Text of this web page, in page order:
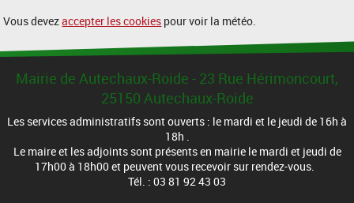
Vous devezaccepter les cookies pour voir la météo.
Mairie de Autechaux-Roide - 23 Rue Hérimoncourt,
25150 Autechaux-Roide
Les services administratifs sont ouverts : le mardi et le jeudi de 16h à
18h .
Le maire et les adjoints sont présents en mairie le mardi et jeudi de
17h00 à 18h00 et peuvent vous recevoir sur rendez-vous.
Tél. : 03 81 92 43 03